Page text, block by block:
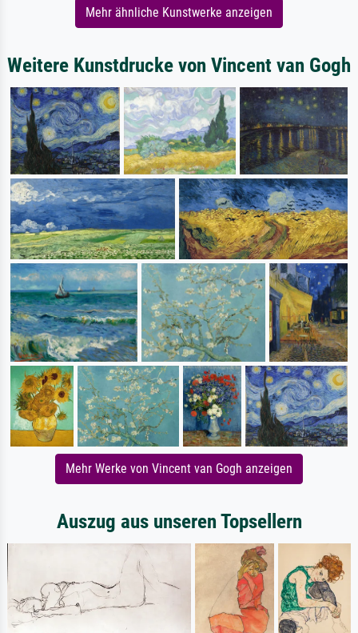
Mehr ähnliche Kunstwerke anzeigen
Weitere Kunstdrucke von Vincent van Gogh
Mehr Werke von Vincent van Gogh anzeigen
Auszug aus unseren Topsellern